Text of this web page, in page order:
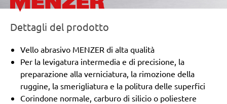
Dettagli del prodotto
Vello abrasivo MENZER di alta qualità
Per la levigatura intermedia e di precisione, la
preparazione alla verniciatura, la rimozione della
ruggine, la smerigliatura e la politura delle superfici
Corindone normale, carburo di silicio o poliestere